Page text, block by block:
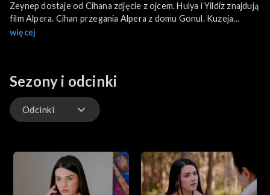
Zeynep dostaje od Cihana zdjęcie z ojcem. Hulya i Yildiz znajdują
film Alpera. Cihan przegania Alpera z domu Gonul. Kuzeja
dręczą wątpliwości związane z Silą. Alper mówi Cihanowi, kto
więcej
Sezony i odcinki
Odcinki